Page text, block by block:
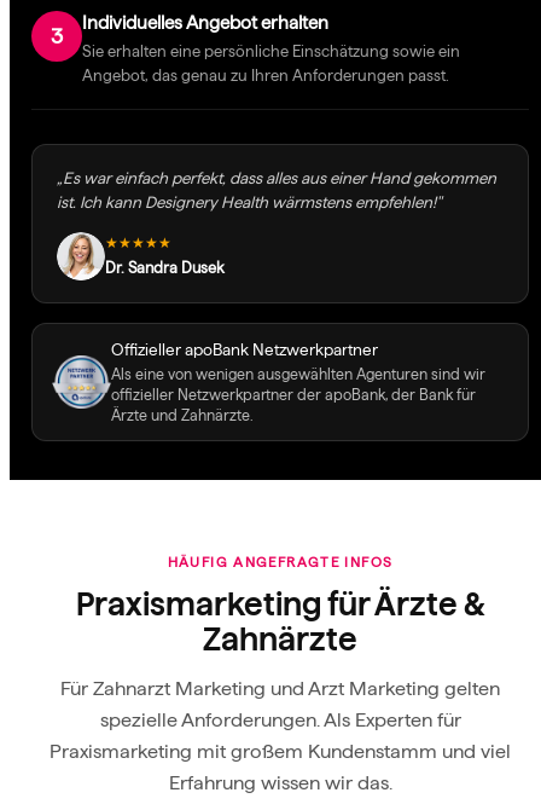
3
Individuelles Angebot erhalten
Sie erhalten eine persönliche Einschätzung sowie ein
Angebot, das genau zu Ihren Anforderungen passt.
„Es war einfach perfekt, dass alles aus einer Hand gekommen
ist. Ich kann Designery Health wärmstens empfehlen!"
★★★★★
Dr. Sandra Dusek
Offizieller apoBank Netzwerkpartner
Als eine von wenigen ausgewählten Agenturen sind wir
offizieller Netzwerkpartner der apoBank, der Bank für
Ärzte und Zahnärzte.
HÄUFIG ANGEFRAGTE INFOS
Praxismarketing für Ärzte &
Zahnärzte
Für Zahnarzt Marketing und Arzt Marketing gelten
spezielle Anforderungen. Als Experten für
Praxismarketing mit großem Kundenstamm und viel
Erfahrung wissen wir das.